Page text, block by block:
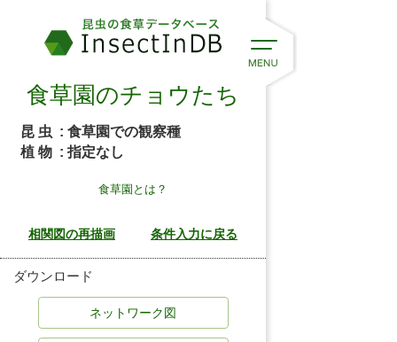
食草園のチョウたち
昆 虫 : 食草園での観察種
植 物 : 指定なし
食草園とは？
ダウンロード